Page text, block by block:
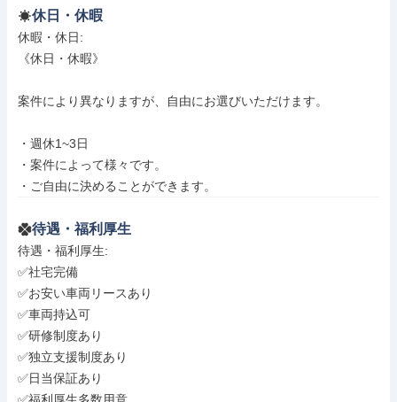
休日・休暇
休暇・休日:
《休日・休暇》
案件により異なりますが、自由にお選びいただけます。
・週休1~3日
・案件によって様々です。
・ご自由に決めることができます。
待遇・福利厚生
待遇・福利厚生:
✅社宅完備
✅お安い車両リースあり
✅車両持込可
✅研修制度あり
✅独立支援制度あり
✅日当保証あり